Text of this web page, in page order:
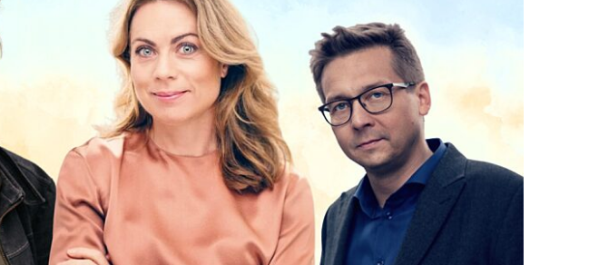
Andre arbeidsopphold
Innspilling
Bearbeiding
Konsertstøtte
Såkornmidler
Tilgjengeliggjøring
Synliggjøring
Mentorordningen
Tildelinger